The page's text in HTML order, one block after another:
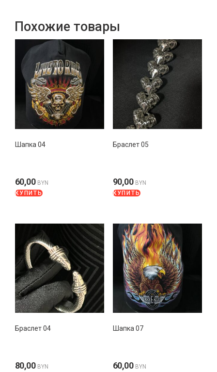
Похожие товары
Шапка 04
60,00 BYN
КУПИТЬ
Браслет 05
90,00 BYN
КУПИТЬ
Браслет 04
80,00 BYN
Шапка 07
60,00 BYN